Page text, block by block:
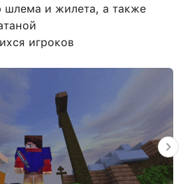
шлема и жилета, а также
игроков